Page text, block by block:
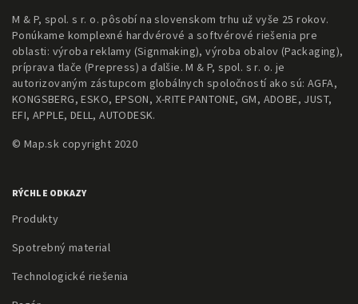
M & P, spol. s r. o. pôsobí na slovenskom trhu už vyše 25 rokov.
Ponúkame komplexné hardvérové a softvérové riešenia pre
oblasti: výroba reklamy (Signmaking), výroba obalov (Packaging),
príprava tlače (Prepress) a ďalšie. M & P, spol. s r. o. je
autorizovaným zástupcom globálnych spoločností ako sú: AGFA,
KONGSBERG, ESKO, EPSON, X-RITE PANTONE, GM, ADOBE, JUST,
EFI, APPLE, DELL, AUTODESK.
© Map.sk copyright 2020
RÝCHLE ODKAZY
Produkty
Spotrebný material
Technologické riešenia